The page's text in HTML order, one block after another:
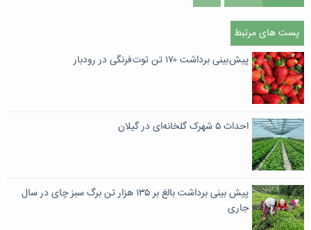
پست های مرتبط
پیش بینی برداشت ۱۷۰ تن توت فرنگی در رودبار
احداث ۵ شهرک گلخانه‌ای در گیلان
پیش بینی برداشت بالغ بر ۱۳۵ هزار تن برگ سبز چای در سال
جاری